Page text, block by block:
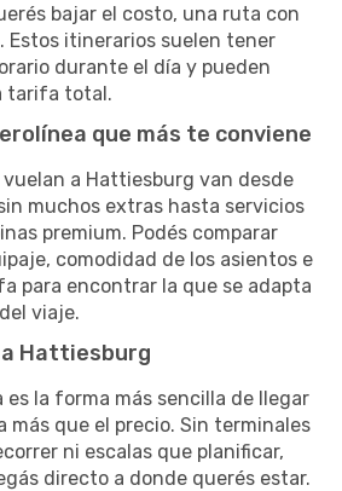
bajar el costo, una ruta con
Estos itinerarios suelen tener
durante el día y pueden
tarifa total.
que más te conviene
vuelan a Hattiesburg van desde
muchos extras hasta servicios
premium. Podés comparar
comodidad de los asientos e
para encontrar la que se adapta
viaje.
Hattiesburg
es la forma más sencilla de llegar
más que el precio. Sin terminales
ni escalas que planificar,
directo a donde querés estar.